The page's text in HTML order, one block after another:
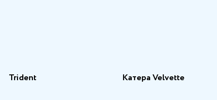
Trident Катера Velvette